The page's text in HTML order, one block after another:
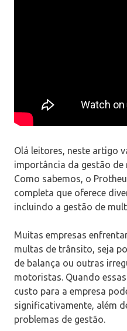
Olá leitores, neste artigo
importância da gestão de
Como sabemos, o
completa que oferece
incluindo a gestão de
Muitas empresas
multas de trânsito, seja
de balança ou outras
motoristas. Quando
custo para a empresa
significativamente, além
problemas de gestão.